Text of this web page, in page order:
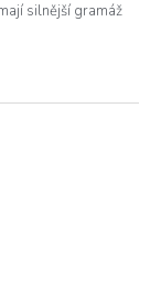
silnější gramáž